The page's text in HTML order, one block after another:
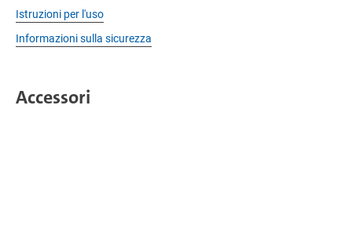
Istruzioni per l'uso
Informazioni sulla sicurezza
Accessori